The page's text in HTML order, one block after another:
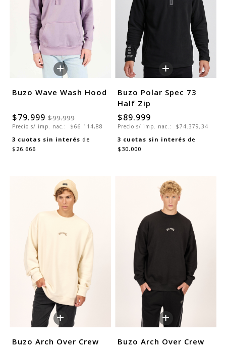
+
Buzo Wave Wash Hood
$79.999 $99.999
Precio s/ imp. nac.: $66.114,88
3 cuotas sin interés de
$26.666
+
Buzo Polar Spec 73
Half Zip
$89.999
Precio s/ imp. nac.: $74.379,34
3 cuotas sin interés de
$30.000
+
Buzo Arch Over Crew
+
Buzo Arch Over Crew